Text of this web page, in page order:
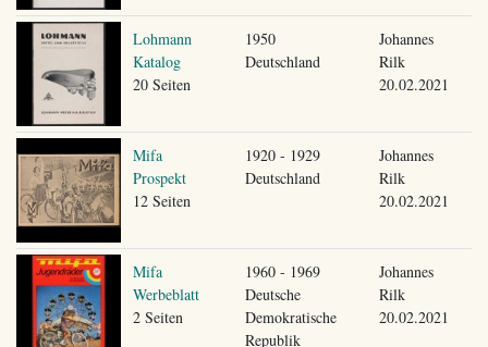
Lohmann
Katalog
20 Seiten
1950
Deutschland
Johannes
Rilk
20.02.2021
Mifa
Prospekt
12 Seiten
1920 - 1929
Deutschland
Johannes
Rilk
20.02.2021
Mifa
Werbeblatt
2 Seiten
1960 - 1969
Deutsche
Demokratische
Republik
Johannes
Rilk
20.02.2021